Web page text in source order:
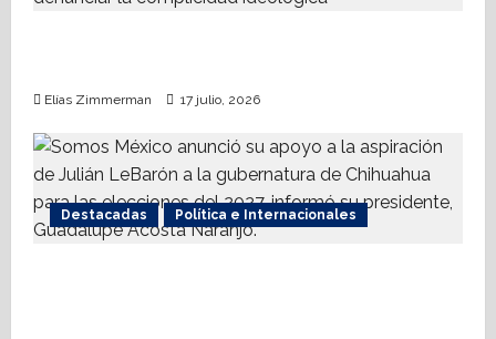
Elías Zimmerman 17 julio, 2026
Destacadas Política e Internacionales